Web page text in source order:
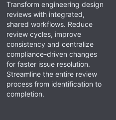
Transform engineering design
reviews with integrated,
shared workflows. Reduce
review cycles, improve
consistency and centralize
compliance-driven changes
for faster issue resolution.
Streamline the entire review
process from identification to
completion.